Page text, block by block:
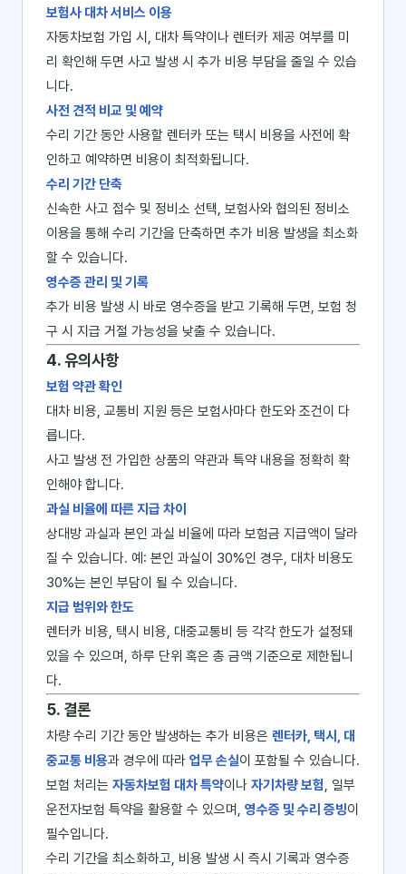
보험사 대차 서비스 이용
자동차보험 가입 시, 대차 특약이나 렌터카 제공 여부를 미
리 확인해 두면 사고 발생 시 추가 비용 부담을 줄일 수 있습
니다.
사전 견적 비교 및 예약
수리 기간 동안 사용할 렌터카 또는 택시 비용을 사전에 확
인하고 예약하면 비용이 최적화됩니다.
수리 기간 단축
신속한 사고 접수 및 정비소 선택, 보험사와 협의된 정비소
이용을 통해 수리 기간을 단축하면 추가 비용 발생을 최소화
할 수 있습니다.
영수증 관리 및 기록
추가 비용 발생 시 바로 영수증을 받고 기록해 두면, 보험 청
구 시 지급 거절 가능성을 낮출 수 있습니다.
4. 유의사항
보험 약관 확인
대차 비용, 교통비 지원 등은 보험사마다 한도와 조건이 다
릅니다.
사고 발생 전 가입한 상품의 약관과 특약 내용을 정확히 확
인해야 합니다.
과실 비율에 따른 지급 차이
상대방 과실과 본인 과실 비율에 따라 보험금 지급액이 달라
질 수 있습니다. 예: 본인 과실이 30%인 경우, 대차 비용도
30%는 본인 부담이 될 수 있습니다.
지급 범위와 한도
렌터카 비용, 택시 비용, 대중교통비 등 각각 한도가 설정돼
있을 수 있으며, 하루 단위 혹은 총 금액 기준으로 제한됩니
다.
5. 결론
차량 수리 기간 동안 발생하는 추가 비용은 렌터카, 택시, 대
중교통 비용과 경우에 따라 업무 손실이 포함될 수 있습니다.
보험 처리는 자동차보험 대차 특약이나 자기차량 보험, 일부
운전자보험 특약을 활용할 수 있으며, 영수증 및 수리 증빙이
필수입니다.
수리 기간을 최소화하고, 비용 발생 시 즉시 기록과 영수증